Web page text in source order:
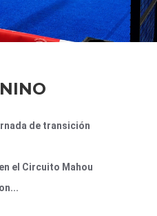
de transición
el Circuito Mahou